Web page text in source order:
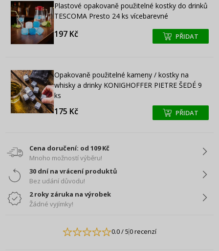
Plastové opakovaně použitelné kostky do drinků
TESCOMA Presto 24 ks vícebarevné
197 Kč +
+ PŘIDAT
Opakovaně použitelné kameny / kostky na
whisky a drinky KONIGHOFFER PIETRE ŠEDÉ 9
ks
175 Kč +
+ PŘIDAT
Cena doručení: od 109 Kč
Mnoho možností výběru!
30 dní na vrácení produktů
Bez udání důvodu!
2 roky záruka na výrobek
Žádné vyjímky!
0.0/ 50 recenzí